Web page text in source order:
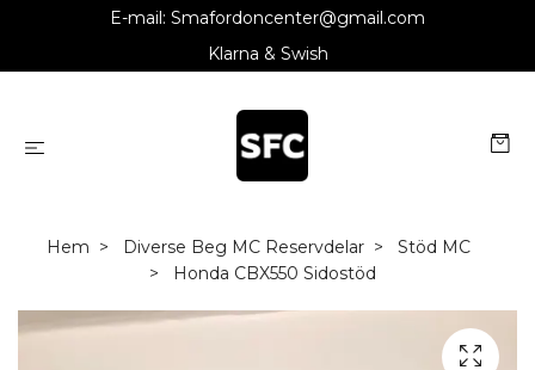
E-mail: Smafordoncenter@gmail.com
Klarna & Swish
Hem Diverse Beg MC Reservdelar
Stöd MC
Honda CBX550 Sidostöd